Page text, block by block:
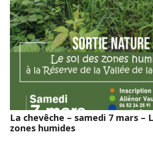
La chevêche – samedi 7 mars –
zones humides